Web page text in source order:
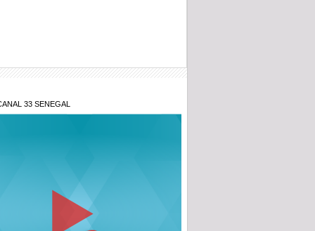
33 SENEGAL